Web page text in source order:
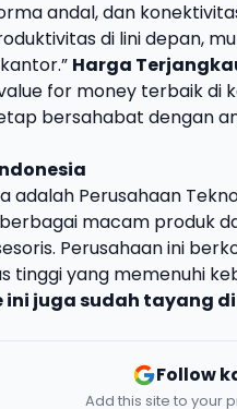
andal, dan
di lini depan,
Harga
for money terbaik di
bersahabat dengan
adalah Perusahaan
macam produk
Perusahaan ini
tinggi yang memenuhi
ini juga sudah tayang di
Follow
Add this site to your